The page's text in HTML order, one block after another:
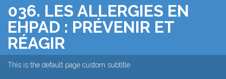
DÉROULEMENT
ACTUALITÉ
036. LES ALLERGIES EN
EHPAD : PRÉVENIR ET
RÉAGIR
This is the default page custom subtitle